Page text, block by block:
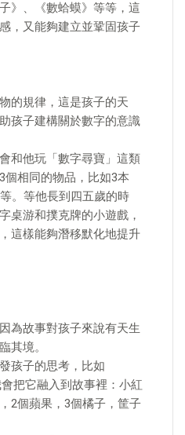
》、《數蛤蟆》等等，這
，又能夠建立並鞏固孩子
的規律，這是孩子的天
孩子建構關於數字的意識
和他玩「數字尋寶」這類
個相同的物品，比如3本
。等他長到四五歲的時
桌游和撲克牌的小遊戲，
這樣能夠潛移默化地提升
為故事對孩子來說有天生
其境。
孩子的思考，比如
會把它融入到故事裡：小紅
2個蘋果，3個橘子，筐子